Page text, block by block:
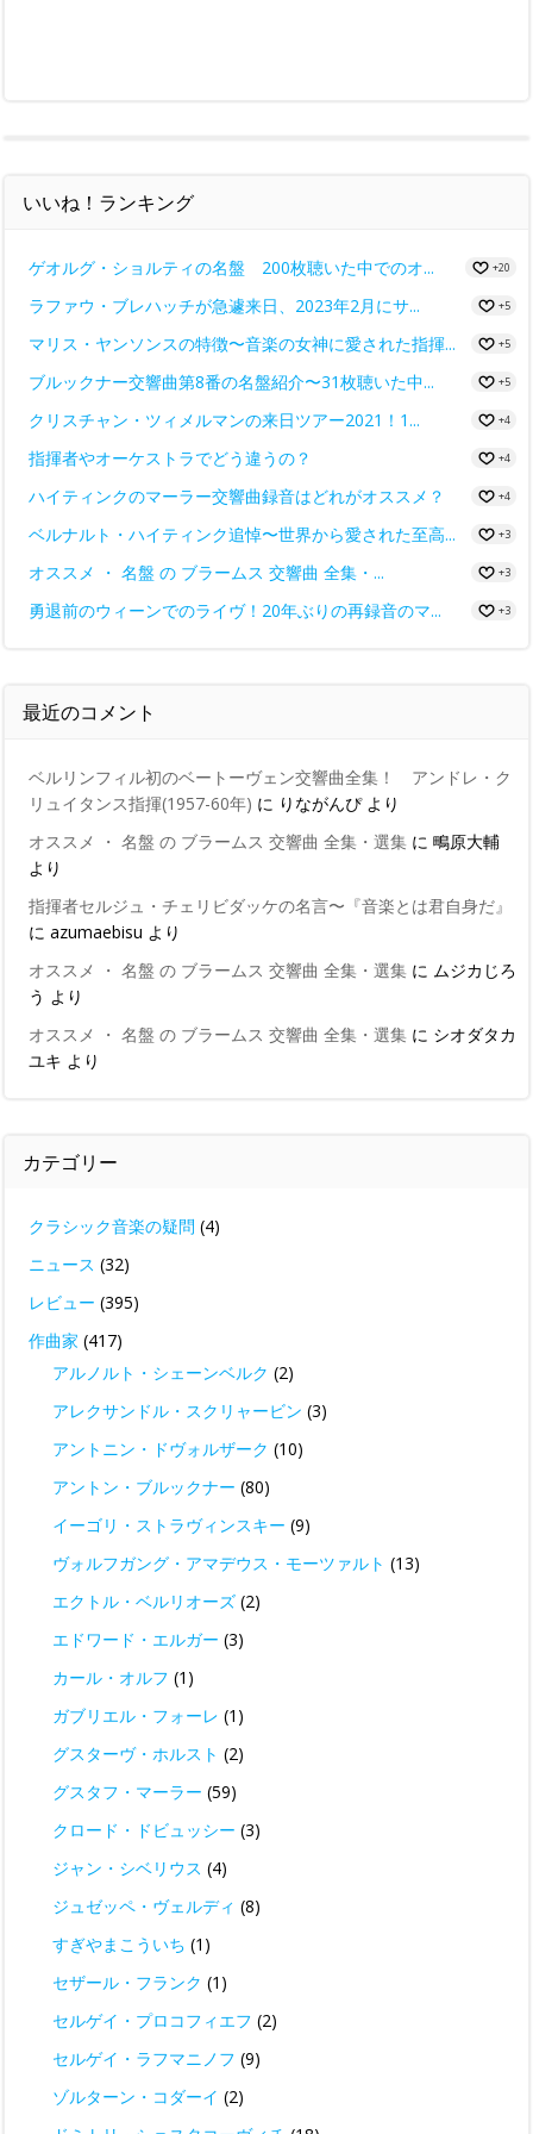
いいね！ランキング
ゲオルグ・ショルティの名盤 200枚聴いた中でのオ... +20
ラファウ・ブレハッチが急遽来日、2023年2月にサ... +5
マリス・ヤンソンスの特徴〜音楽の女神に愛された指揮... +5
ブルックナー交響曲第8番の名盤紹介〜31枚聴いた中... +5
クリスチャン・ツィメルマンの来日ツアー2021！1... +4
指揮者やオーケストラでどう違うの？ +4
ハイティンクのマーラー交響曲録音はどれがオススメ？ +4
ベルナルト・ハイティンク追悼〜世界から愛された至高... +3
オススメ ・ 名盤 の ブラームス 交響曲 全集・... +3
勇退前のウィーンでのライヴ！20年ぶりの再録音のマ... +3
最近のコメント
ベルリンフィル初のベートーヴェン交響曲全集！ アンドレ・ク
リュイタンス指揮(1957-60年) に りながんぴより
オススメ ・ 名盤 の ブラームス 交響曲 全集・選集 に 鴫原大輔
より
指揮者セルジュ・チェリビダッケの名言〜『音楽とは君自身だ』
に azumaebisu より
オススメ ・ 名盤 の ブラームス 交響曲 全集・選集 に ムジカじろ
う より
オススメ ・ 名盤 の ブラームス 交響曲 全集・選集 に シオダタカ
ユキ より
カテゴリー
クラシック音楽の疑問 (4)
ニュース (32)
レビュー (395)
作曲家 (417)
アルノルト・シェーンベルク (2)
アレクサンドル・スクリャービン (3)
アントニン・ドヴォルザーク (10)
アントン・ブルックナー (80)
イーゴリ・ストラヴィンスキー (9)
ヴォルフガング・アマデウス・モーツァルト (13)
エクトル・ベルリオーズ (2)
エドワード・エルガー (3)
カール・オルフ (1)
ガブリエル・フォーレ (1)
グスターヴ・ホルスト (2)
グスタフ・マーラー (59)
クロード・ドビュッシー (3)
ジャン・シベリウス (4)
ジュゼッペ・ヴェルディ (8)
すぎやまこういち (1)
セザール・フランク (1)
セルゲイ・プロコフィエフ (2)
セルゲイ・ラフマニノフ (9)
ゾルターン・コダーイ (2)